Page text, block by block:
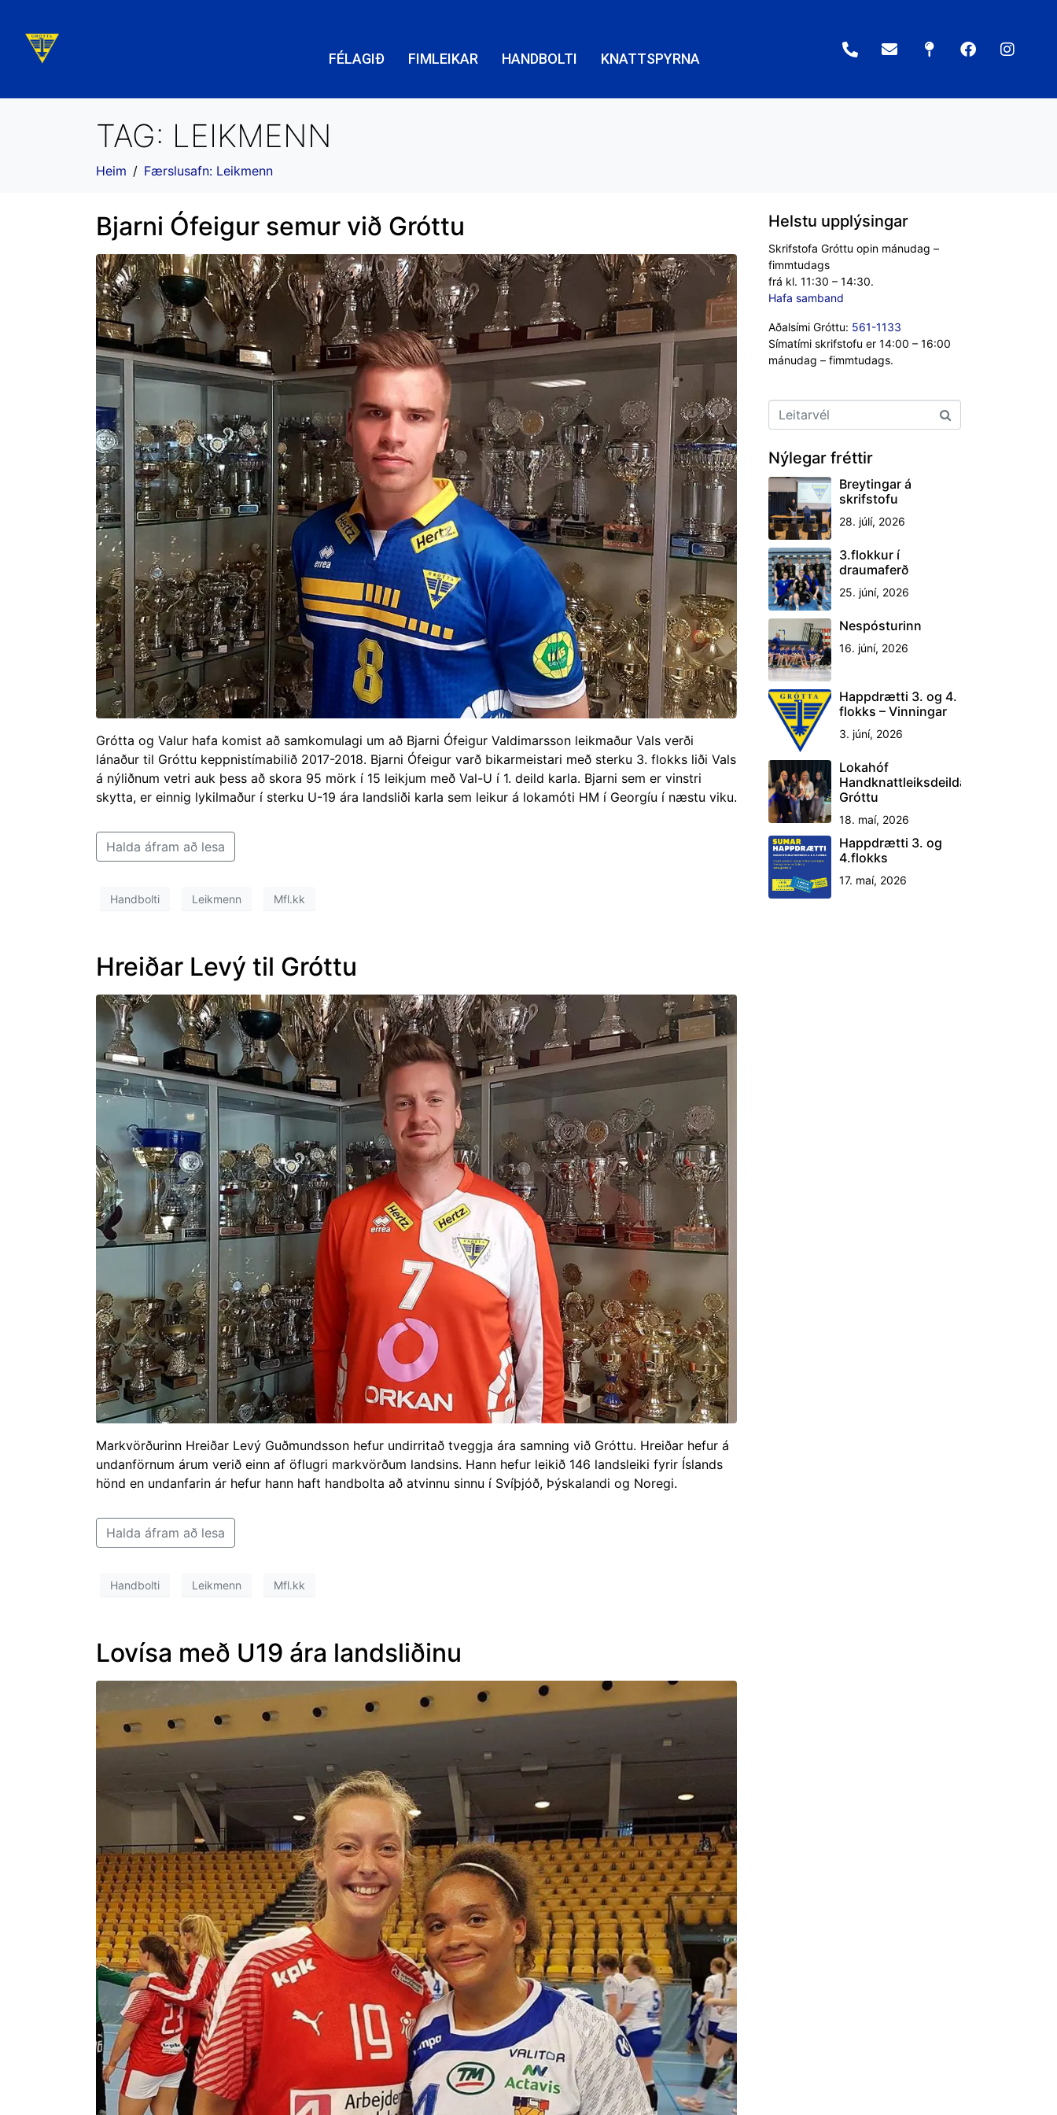
FÉLAGIÐ FIMLEIKAR HANDBOLTI KNATTSPYRNA
TAG: LEIKMENN
Heim Færslusafn: Leikmenn
Bjarni Ófeigur semur við Gróttu
Grótta og Valur hafa komist að samkomulagi um að Bjarni Ófeigur Valdimarsson leikmaður Vals verði
lánaður til Gróttu keppnistímabilið 2017-2018. Bjarni Ófeigur varð bikarmeistari með sterku 3. flokks liði Vals
á nýliðnum vetri auk þess að skora 95 mörk í 15 leikjum með Val-U í 1. deild karla. Bjarni sem er vinstri
skytta, er einnig lykilmaður í sterku U-19 ára landsliði karla sem leikur á lokamóti HM í Georgíu í næstu viku.
Halda áfram að lesa
Handbolti Leikmenn Mfl.kk
Hreiðar Levý til Gróttu
Markvörðurinn Hreiðar Levý Guðmundsson hefur undirritað tveggja ára samning við Gróttu. Hreiðar hefur á
undanförnum árum verið einn af öflugri markvörðum landsins. Hann hefur leikið 146 landsleiki fyrir Íslands
hönd en undanfarin ár hefur hann haft handbolta að atvinnu sinnu í Svíþjóð, Þýskalandi og Noregi.
Halda áfram að lesa
Handbolti Leikmenn Mfl.kk
Lovísa með U19 ára landsliðinu
Helstu upplýsingar
Skrifstofa Gróttu opin mánudag –
fimmtudags
frá kl. 11:30 – 14:30.
Hafa samband
Aðalsími Gróttu: 561-1133
Símatími skrifstofu er 14:00 – 16:00
mánudag – fimmtudags.
Nýlegar fréttir
Breytingar á
skrifstofu
28. júlí, 2026
3.flokkur í
draumaferð
25. júní, 2026
Nespósturinn
16. júní, 2026
Happdrætti 3. og 4.
flokks – Vinningar
3. júní, 2026
Lokahóf
Handknattleiksdeildar
Gróttu
18. maí, 2026
Happdrætti 3. og
4.flokks
17. maí, 2026